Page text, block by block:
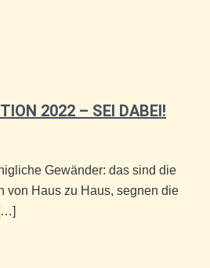
2022 – SEI DABEI!
Gewänder: das sind die
von Haus zu Haus, segnen die